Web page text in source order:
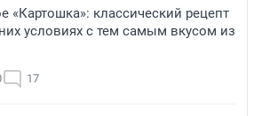
«Картошка»: классический рецепт
условиях с тем самым вкусом из
17